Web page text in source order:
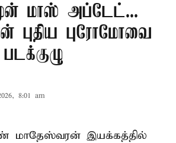
மாஸ் அப்டேட்...
புதிய புரோமோவை
8:01 am
மாதேஸ்வரன் இயக்கத்தில்